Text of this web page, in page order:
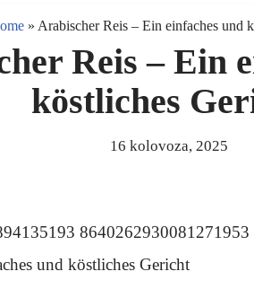
» Arabischer Reis – Ein einfaches und
Reis – Ein
köstliches
16 kolovoza, 2025
und köstliches Gericht